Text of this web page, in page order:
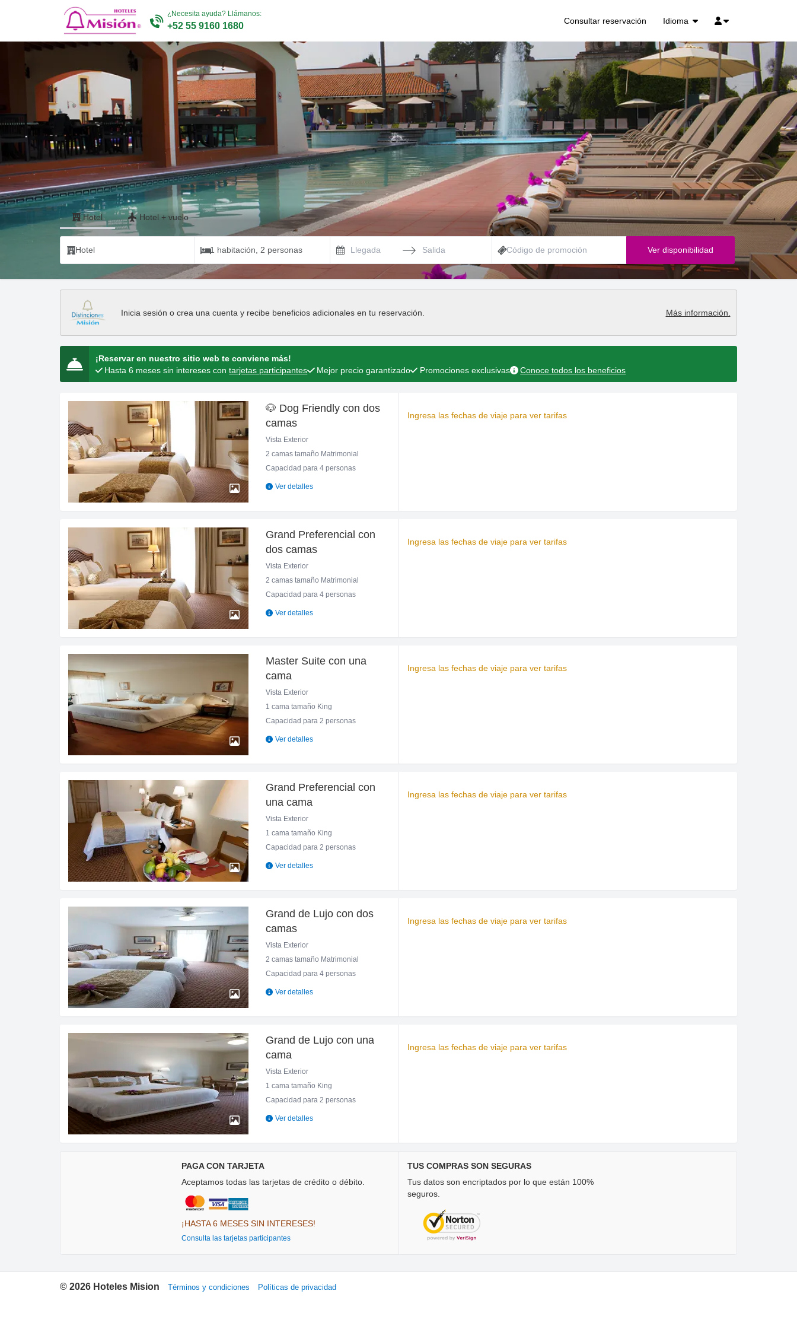
¿Necesita ayuda? Llámanos:
+52 55 9160 1680 Consultar reservación Idioma
Hotel Hotel+ vuelo
Hotel
1 habitación, 2 personas
Press the down arrow key to interact with the calendar and select a date. Press the question mark key to get the
Press the down arrow key to interact with the calendar and select a date. Press the question mark
Ver disponibilidad
Inicia sesión o crea una cuenta y recibe beneficios adicionales en tu reservación. Más información
¡Reservar en nuestro sitio web te conviene más!
Hasta 6 meses sin intereses contarjetas participantes Mejor precio garantizado Promociones exclusivas Conoce todos los beneficios
🐶 Dog Friendly con dos
camas
Vista Exterior
2 camas tamaño Matrimonial
Capacidad para 4 personas
Ver detalles
Ingresa las fechas de viaje para ver tarifas
Grand Preferencial con
dos camas
Vista Exterior
2 camas tamaño Matrimonial
Capacidad para 4 personas
Ver detalles
Ingresa las fechas de viaje para ver tarifas
Master Suite con una
cama
Vista Exterior
1 cama tamaño King
Capacidad para 2 personas
Ver detalles
Ingresa las fechas de viaje para ver tarifas
Grand Preferencial con
una cama
Vista Exterior
1 cama tamaño King
Capacidad para 2 personas
Ver detalles
Ingresa las fechas de viaje para ver tarifas
Grand de Lujo con dos
camas
Vista Exterior
2 camas tamaño Matrimonial
Capacidad para 4 personas
Ver detalles
Ingresa las fechas de viaje para ver tarifas
Grand de Lujo con una
cama
Vista Exterior
1 cama tamaño King
Capacidad para 2 personas
Ver detalles
Ingresa las fechas de viaje para ver tarifas
PAGA CON TARJETA
Aceptamos todas las tarjetas de crédito o débito.
¡HASTA 6 MESES SIN INTERESES!
Consulta las tarjetas participantes
TUS COMPRAS SON SEGURAS
Tus datos son encriptados por lo que están 100%
seguros.
© 2026 Hoteles Mision Términos y condiciones Políticas de privacidad